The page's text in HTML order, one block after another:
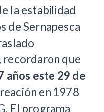
la estabilidad
de Sernapesca
recordaron que
años este 29 de
en 1978
El programa